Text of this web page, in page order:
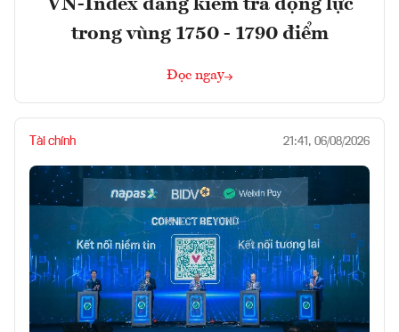
VN-Index đang kiểm tra động lực
trong vùng 1750 - 1790 điểm
Đọc ngay
Tài chính 21:41, 06/08/2026